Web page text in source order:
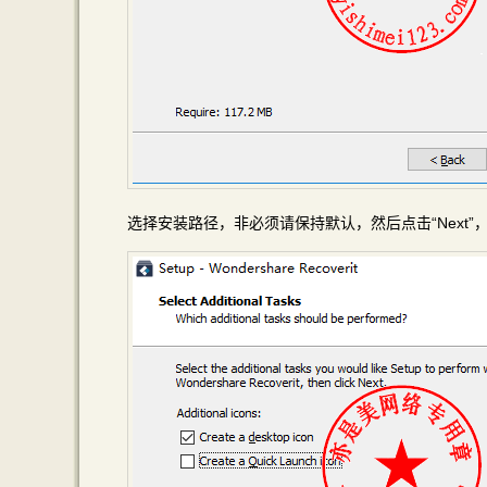
选择安装路径，非必须请保持默认，然后点击“Next”